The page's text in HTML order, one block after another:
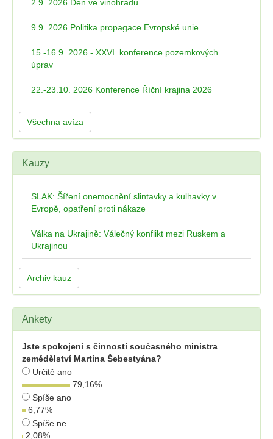
2.9. 2026 Den ve vinohradu
9.9. 2026 Politika propagace Evropské unie
15.-16.9. 2026 - XXVI. konference pozemkových
úprav
22.-23.10. 2026 Konference Říční krajina 2026
Všechna avíza
Kauzy
SLAK: Šíření onemocnění slintavky a kulhavky v
Evropě, opatření proti nákaze
Válka na Ukrajině: Válečný konflikt mezi Ruskem a
Ukrajinou
Archiv kauz
Ankety
Jste spokojeni s činností současného ministra
zemědělství Martina Šebestyána?
Určitě ano
79,16%
Spíše ano
6,77%
Spíše ne
2,08%